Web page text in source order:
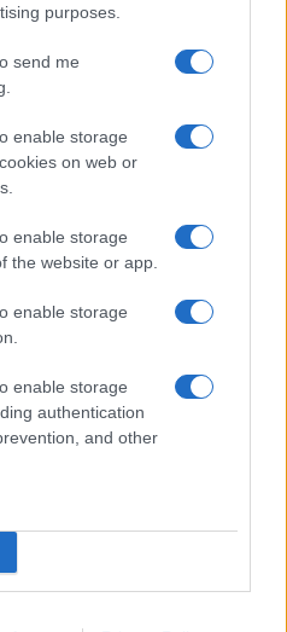
purposes.
send me
enable storage
on web or
enable storage
the website or app.
enable storage
enable storage
authentication
and other
S
h
re
precedente
articolo
in Gallura, bella anche dal
svela come fa
chiude